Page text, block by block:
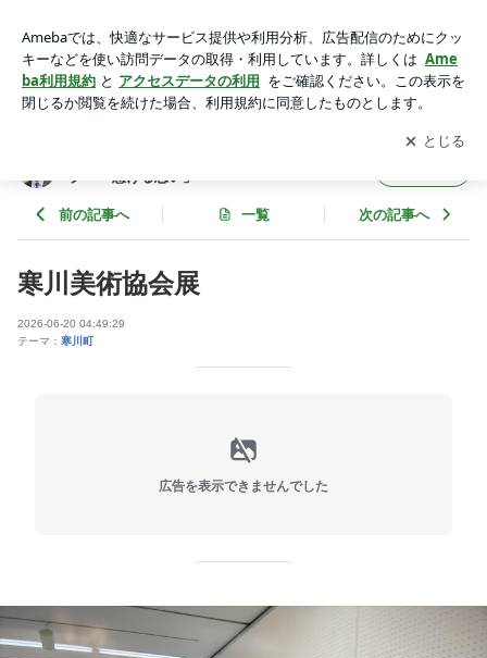
グ 「懸ける思い」
アプリをダウンロードして ブログの更新通知
を受け取りまし
ょう。
開く
グ 「懸ける思い」
前の記事へ 一覧 次の記事へ
寒川美術協会展
2026-06-20 04:49:29
テーマ： 寒川町
広告を表示できませんでした